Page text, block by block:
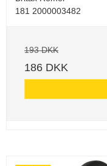
181 2000003482
193 DKK
186 DKK